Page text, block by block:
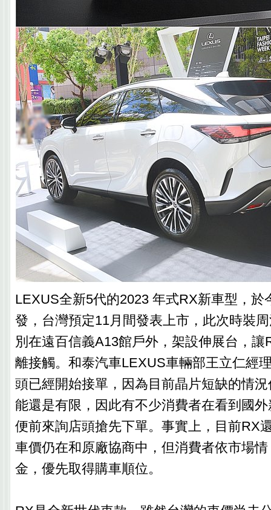
LEXUS全新5代的2023 年式RX新車型，於
發，台灣預定11月間發表上市，此次時裝
別在遠百信義A13館戶外，架設伸展台，讓
離接觸。和泰汽車LEXUS車輛部王立仁經
頭已經開始接單，因為目前晶片短缺的情
能還是有限，因此有不少消費者在看到國
便前來詢店頭搶先下單。事實上，目前RX
車價仍在和原廠協商中，但消費者依市場
金，優先取得購車順位。